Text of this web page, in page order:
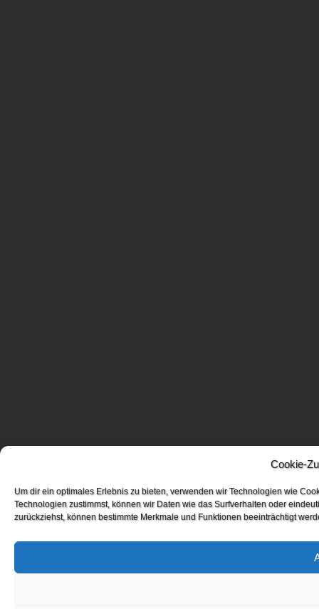
Cookie-
Um dir ein optimales Erlebnis zu bieten, verwenden wir Technologien wie
Technologien zustimmst, können wir Daten wie das Surfverhalten oder
zurückziehst, können bestimmte Merkmale und Funktionen beeinträchtigt